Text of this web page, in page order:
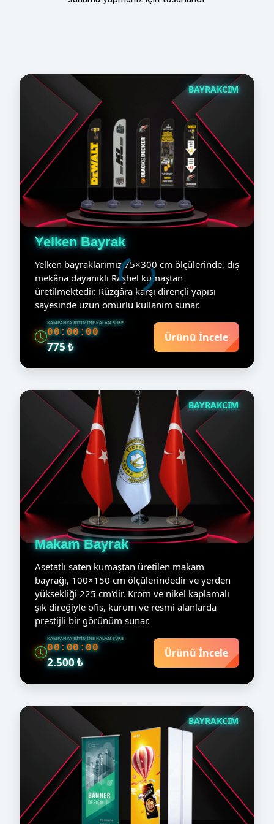
BAYRAKCIM
Yelken Bayrak
Yelken bayraklarımız 75×300 cm ölçülerinde, dış
mekâna dayanıklı Raşhel kumaştan
üretilmektedir. Rüzgâra karşı dirençli yapısı
sayesinde uzun ömürlü kullanım sunar.
KAMPANYA BITIMINE KALAN SÜRE
00:00:00
775 ₺
Ürünü İncele
BAYRAKCIM
Makam Bayrak
Asetatlı saten kumaştan üretilen makam
bayrağı, 100×150 cm ölçülerindedir ve yerden
yüksekliği 225 cm'dir. Krom ve nikel kaplamalı
şık direğiyle ofis, kurum ve resmi alanlarda
prestijli bir görünüm sunar.
KAMPANYA BITIMINE KALAN SÜRE
00:00:00
2.500 ₺
Ürünü İncele
BAYRAKCIM